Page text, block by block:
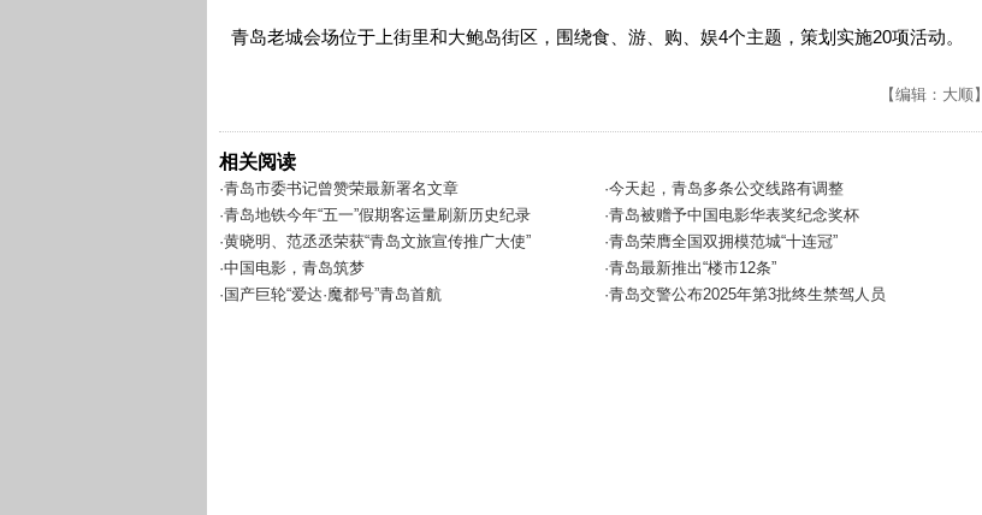
青岛老城会场位于上街里和大鲍岛街区，围绕食、游、购、娱4个主题，策划实施20项活动。
【编辑：大顺】
相关阅读
·青岛市委书记曾赞荣最新署名文章
·今天起，青岛多条公交线路有调整
·青岛地铁今年“五一”假期客运量刷新历史纪录
·青岛被赠予中国电影华表奖纪念奖杯
·黄晓明、范丞丞荣获“青岛文旅宣传推广大使”
·青岛荣膺全国双拥模范城“十连冠”
·中国电影，青岛筑梦
·青岛最新推出“楼市12条”
·国产巨轮“爱达·魔都号”青岛首航
·青岛交警公布2025年第3批终生禁驾人员